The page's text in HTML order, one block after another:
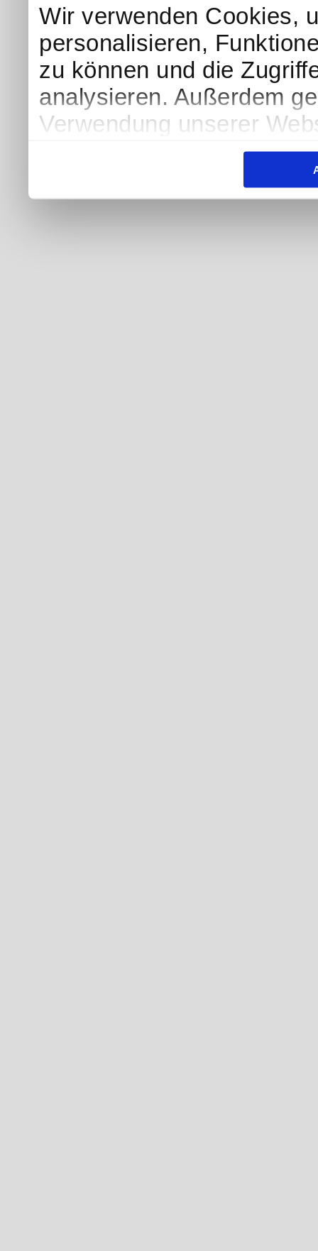
Wir verwenden Cookies,
personalisieren,
zu können und die
analysieren. Außerdem
Verwendung unserer
soziale Medien,
Partner führen diese
weiteren Daten